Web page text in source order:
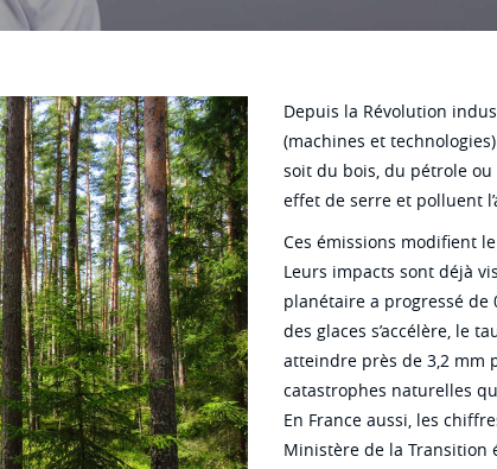
Depuis la Révolution
(machines et
soit du bois, du pétrole
effet de serre et polluent
Ces émissions modifient
Leurs impacts sont déjà
planétaire a progressé de
des glaces s’accélère, le
atteindre près de 3,2 mm
catastrophes naturelles
En France aussi, les
Ministère de la Transition